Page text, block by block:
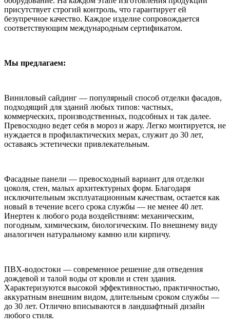
присутствует строгий контроль, что гарантирует ей
безупречное качество. Каждое изделие сопровождается
соответствующим международным сертификатом.
Мы предлагаем:
Виниловый сайдинг — популярный способ отделки фасадов,
подходящий для зданий любых типов: частных,
коммерческих, производственных, подсобных и так далее.
Превосходно ведет себя в мороз и жару. Легко монтируется, не
нуждается в профилактических мерах, служит до 30 лет,
оставаясь эстетически привлекательным.
Фасадные панели — превосходный вариант для отделки
цоколя, стен, малых архитектурных форм. Благодаря
исключительным эксплуатационным качествам, остается как
новый в течение всего срока службы — не менее 40 лет.
Инертен к любого рода воздействиям: механическим,
погодным, химическим, биологическим. По внешнему виду
аналогичен натуральному камню или кирпичу.
ПВХ-водостоки — современное решение для отведения
дождевой и талой воды от кровли и стен здания.
Характеризуются высокой эффективностью, практичностью,
аккуратным внешним видом, длительным сроком службы —
до 30 лет. Отлично вписываются в ландшафтный дизайн
любого стиля.